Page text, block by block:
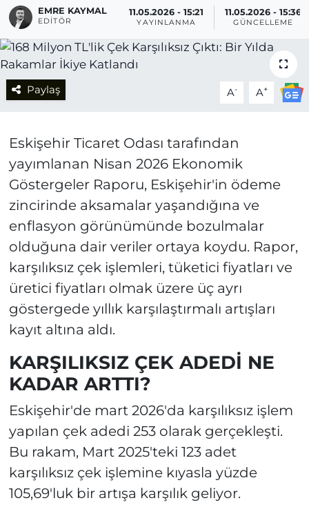
EMRE KAYMAL
EDITÖR
11.05.2026 - 15:21
YAYINLANMA
11.05.2026 - 15:36
GÜNCELLEME
Paylaş A- A+
Eskişehir Ticaret Odası tarafından
yayımlanan Nisan 2026 Ekonomik
Göstergeler Raporu, Eskişehir'in ödeme
zincirinde aksamalar yaşandığına ve
enflasyon görünümünde bozulmalar
olduğuna dair veriler ortaya koydu. Rapor,
karşılıksız çek işlemleri, tüketici fiyatları ve
üretici fiyatları olmak üzere üç ayrı
göstergede yıllık karşılaştırmalı artışları
kayıt altına aldı.
KARŞILIKSIZ ÇEK ADEDİ NE
KADAR ARTTI?
Eskişehir'de mart 2026'da karşılıksız işlem
yapılan çek adedi 253 olarak gerçekleşti.
Bu rakam, Mart 2025'teki 123 adet
karşılıksız çek işlemine kıyasla yüzde
105,69'luk bir artışa karşılık geliyor.